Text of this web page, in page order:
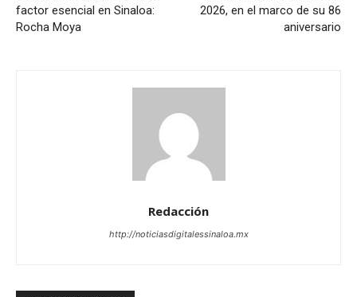
factor esencial en Sinaloa:
Rocha Moya
2026, en el marco de su 86
aniversario
Redacción
http://noticiasdigitalessinaloa.mx